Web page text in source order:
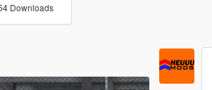
Downloads